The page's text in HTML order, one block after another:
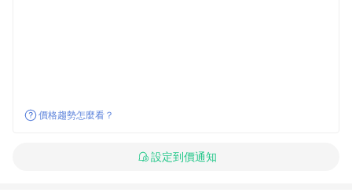
價格趨勢怎麼看？
設定到價通知